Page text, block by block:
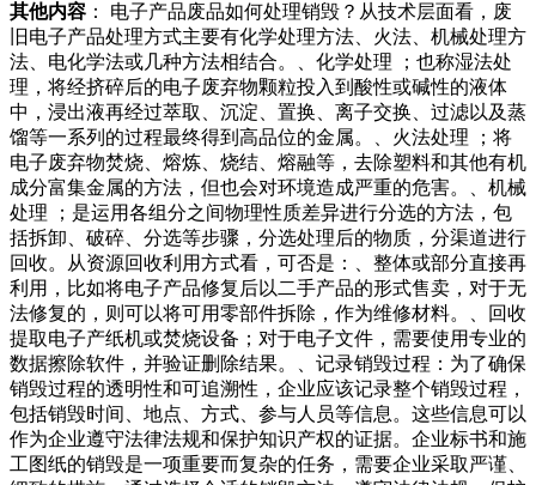
其他内容 ： 电子产品废品如何处理销毁？从技术层面看，废
旧电子产品处理方式主要有化学处理方法、火法、机械处理方
法、电化学法或几种方法相结合。、化学处理 ；也称湿法处
理，将经挤碎后的电子废弃物颗粒投入到酸性或碱性的液体
中，浸出液再经过萃取、沉淀、置换、离子交换、过滤以及蒸
馏等一系列的过程最终得到高品位的金属。、火法处理 ；将
电子废弃物焚烧、熔炼、烧结、熔融等，去除塑料和其他有机
成分富集金属的方法，但也会对环境造成严重的危害。、机械
处理 ；是运用各组分之间物理性质差异进行分选的方法，包
括拆卸、破碎、分选等步骤，分选处理后的物质，分渠道进行
回收。从资源回收利用方式看，可否是：、整体或部分直接再
利用，比如将电子产品修复后以二手产品的形式售卖，对于无
法修复的，则可以将可用零部件拆除，作为维修材料。、回收
提取电子产纸机或焚烧设备；对于电子文件，需要使用专业的
数据擦除软件，并验证删除结果。、记录销毁过程：为了确保
销毁过程的透明性和可追溯性，企业应该记录整个销毁过程，
包括销毁时间、地点、方式、参与人员等信息。这些信息可以
作为企业遵守法律法规和保护知识产权的证据。企业标书和施
工图纸的销毁是一项重要而复杂的任务，需要企业采取严谨、